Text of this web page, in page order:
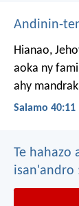
Andinin-
Hianao,
aoka ny
ahy
Salamo 40:11
Te hahazo
isan'andro